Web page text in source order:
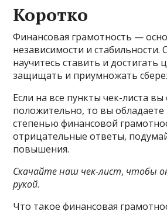
Коротко
Финансовая грамотность —
независимости и стабильности.
научитесь ставить и достигать
защищать и приумножать
Если на все пункты чек-листа
положительно, то вы обладаете
степенью финансовой
отрицательные ответы,
повышения.
Скачайте наш чек-лист, чтобы
рукой.
Что такое финансовая